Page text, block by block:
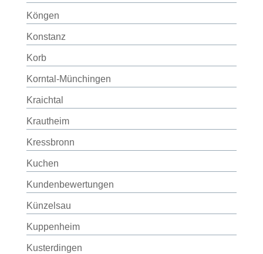
Köngen
Konstanz
Korb
Korntal-Münchingen
Kraichtal
Krautheim
Kressbronn
Kuchen
Kundenbewertungen
Künzelsau
Kuppenheim
Kusterdingen